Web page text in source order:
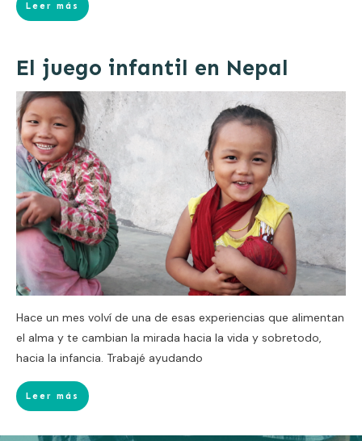
Leer más
El juego infantil en Nepal
Hace un mes volví de una de esas experiencias que alimentan
el alma y te cambian la mirada hacia la vida y sobretodo,
hacia la infancia. Trabajé ayudando
Leer más